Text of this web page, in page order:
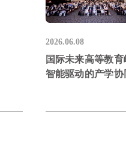
2026.06.08
国际未来高等教
智能驱动的产学